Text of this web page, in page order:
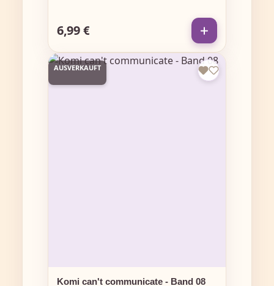
Regulärer Preis:
6,99 €
AUSVERKAUFT
Komi can't communicate - Band 08